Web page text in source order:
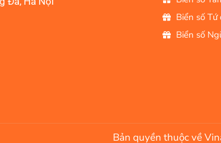
Biển số Tứ
Biển số
Bản quyền thuộc về